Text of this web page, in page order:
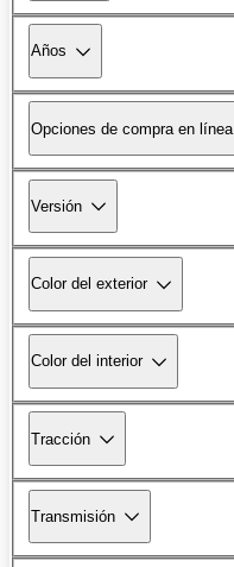
Años
Opciones de compra en línea
Versión
Color del exterior
Color del interior
Tracción
Transmisión